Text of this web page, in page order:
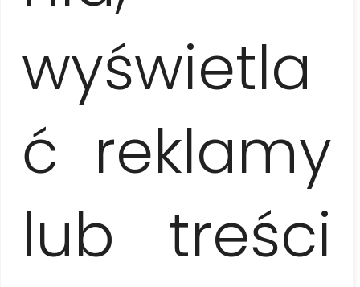
wyświetla
ć reklamy
lub treści